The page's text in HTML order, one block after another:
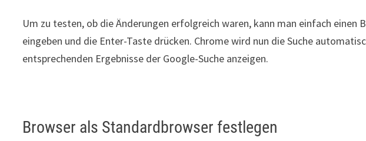
Um zu testen, ob die Änderungen erfolgreich waren, kann man einfach einen
eingeben und die Enter-Taste drücken. Chrome wird nun die Suche
entsprechenden Ergebnisse der Google-Suche anzeigen.
Browser als Standardbrowser festlegen